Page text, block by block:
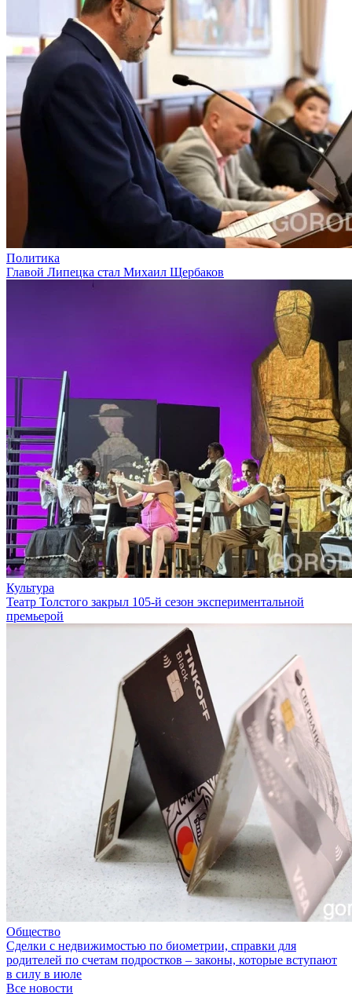
Политика
Главой Липецка стал Михаил Щербаков
Культура
Театр Толстого закрыл 105-й сезон экспериментальной
премьерой
Общество
Сделки с недвижимостью по биометрии, справки для
родителей по счетам подростков – законы, которые вступают
в силу в июле
Все новости